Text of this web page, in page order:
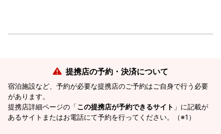
提携店の予約・決済について
宿泊施設など、予約が必要な提携店のご予約はご自身で行う必要
があります。
提携店詳細ページの「この提携店が予約できるサイト 」に記載が
あるサイトまたはお電話にて予約を行ってください。（※1）